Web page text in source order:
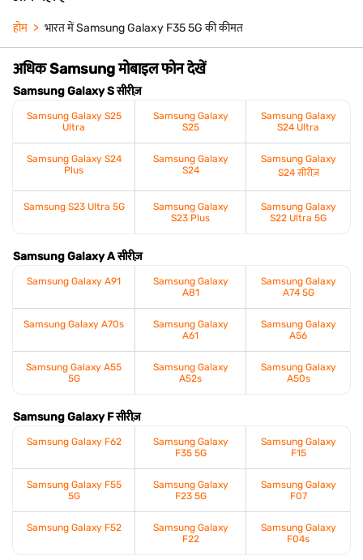
होम भारत में Samsung Galaxy F35 5G की कीमत
अधिक Samsung मोबाइल फोन देखें
Samsung Galaxy S सीरीज़
Samsung Galaxy S25
Ultra
Samsung Galaxy
S25
Samsung Galaxy
S24 Ultra
Samsung Galaxy S24
Plus
Samsung Galaxy
S24
Samsung Galaxy
S24 सीरीज़
Samsung S23 Ultra 5G
Samsung Galaxy
S23 Plus
Samsung Galaxy
S22 Ultra 5G
Samsung Galaxy A सीरीज़
Samsung Galaxy A91
Samsung Galaxy
A81
Samsung Galaxy
A74 5G
Samsung Galaxy A70s
Samsung Galaxy
A61
Samsung Galaxy
A56
Samsung Galaxy A55
5G
Samsung Galaxy
A52s
Samsung Galaxy
A50s
Samsung Galaxy F सीरीज़
Samsung Galaxy F62
Samsung Galaxy
F35 5G
Samsung Galaxy
F15
Samsung Galaxy F55
5G
Samsung Galaxy
F23 5G
Samsung Galaxy
F07
Samsung Galaxy F52
Samsung Galaxy
F22
Samsung Galaxy
F04s